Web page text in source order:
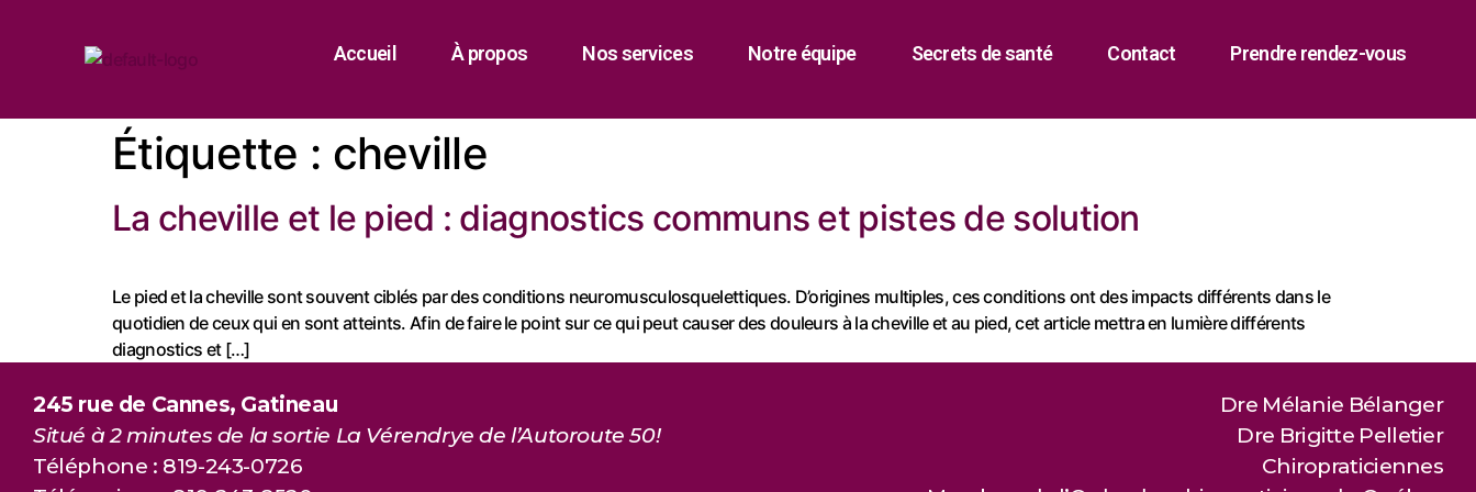
Accueil À propos Nos services Notre équipe Secrets de santé Contact Prendre rendez-vous
Étiquette : cheville
La cheville et le pied : diagnostics communs et pistes de solution
Le pied et la cheville sont souvent ciblés par des conditions neuromusculosquelettiques. D’origines multiples, ces conditions ont des impacts différents dans le
quotidien de ceux qui en sont atteints. Afin de faire le point sur ce qui peut causer des douleurs à la cheville et au pied, cet article mettra en lumière différents
diagnostics et […]
245 rue de Cannes, Gatineau
Situé à 2 minutes de la sortie La Vérendrye de l’Autoroute 50!
Téléphone : 819-243-0726
Dre Mélanie Bélanger
Dre Brigitte Pelletier
Chiropraticiennes